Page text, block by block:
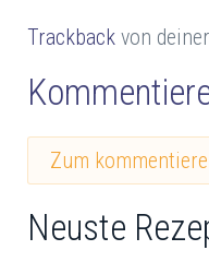
Trackback von
Zum
Neuste